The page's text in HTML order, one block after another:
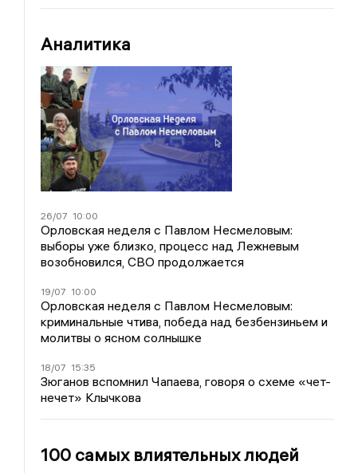
Аналитика
26/07 10:00
Орловская неделя с Павлом Несмеловым:
выборы уже близко, процесс над Лежневым
возобновился, СВО продолжается
19/07 10:00
Орловская неделя с Павлом Несмеловым:
криминальные чтива, победа над безбензиньем и
молитвы о ясном солнышке
18/07 15:35
Зюганов вспомнил Чапаева, говоря о схеме «чет-
нечет» Клычкова
100 самых влиятельных людей